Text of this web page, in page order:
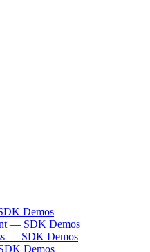
Demos
— SDK Demos
— SDK Demos
Demos